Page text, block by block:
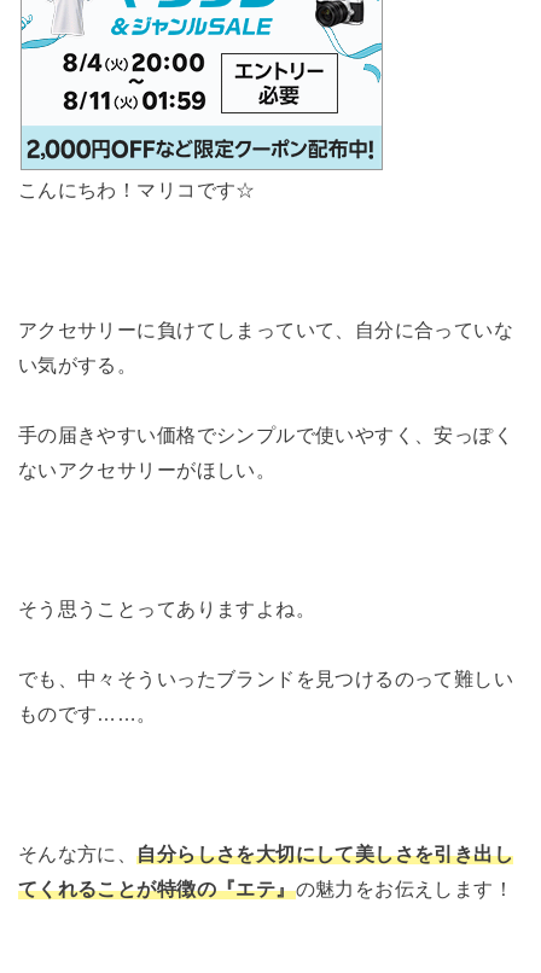
こんにちわ！マリコです☆
アクセサリーに負けてしまっていて、自分に合っていな
い気がする。
手の届きやすい価格でシンプルで使いやすく、安っぽく
ないアクセサリーがほしい。
そう思うことってありますよね。
でも、中々そういったブランドを見つけるのって難しい
ものです……。
そんな方に、自分らしさを大切にして美しさを引き出し
てくれることが特徴の『エテ』の魅力をお伝えします！